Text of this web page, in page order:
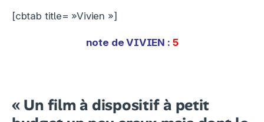
[cbtab title= »Vivien »]
note de VIVIEN : 5
« Un film à dispositif à petit